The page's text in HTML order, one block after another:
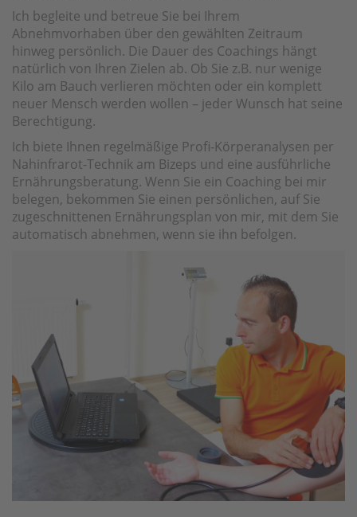
Ich begleite und betreue Sie bei Ihrem
Abnehmvorhaben über den gewählten Zeitraum
hinweg persönlich. Die Dauer des Coachings hängt
natürlich von Ihren Zielen ab. Ob Sie z.B. nur wenige
Kilo am Bauch verlieren möchten oder ein komplett
neuer Mensch werden wollen – jeder Wunsch hat seine
Berechtigung.
Ich biete Ihnen regelmäßige Profi-Körperanalysen per
Nahinfrarot-Technik am Bizeps und eine ausführliche
Ernährungsberatung. Wenn Sie ein Coaching bei mir
belegen, bekommen Sie einen persönlichen, auf Sie
zugeschnittenen Ernährungsplan von mir, mit dem Sie
automatisch abnehmen, wenn sie ihn befolgen.